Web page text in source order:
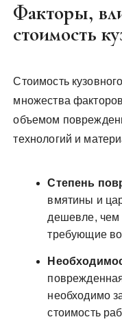
Факторы,
стоимость
Стоимость
множества
объемом
технологий и
Степень
вмятины и
дешевле, чем
требующие
необходимо
стоимость